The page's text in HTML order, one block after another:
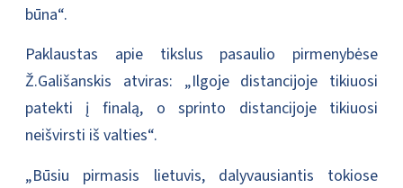
būna“.
Paklaustas apie tikslus pasaulio pirmenybėse
Ž.Gališanskis atviras: „Ilgoje distancijoje tikiuosi
patekti į finalą, o sprinto distancijoje tikiuosi
neišvirsti iš valties“.
„Būsiu pirmasis lietuvis, dalyvausiantis tokiose